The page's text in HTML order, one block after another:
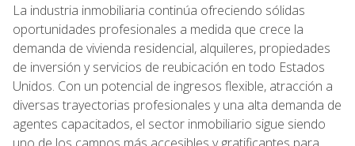
La industria inmobiliaria continúa ofreciendo sólidas
oportunidades profesionales a medida que crece la
demanda de vivienda residencial, alquileres, propiedades
de inversión y servicios de reubicación en todo Estados
Unidos. Con un potencial de ingresos flexible, atracción a
diversas trayectorias profesionales y una alta demanda de
agentes capacitados, el sector inmobiliario sigue siendo